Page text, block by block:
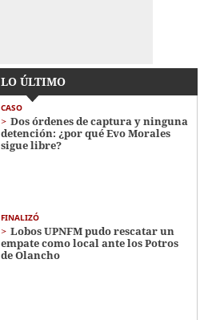
LO ÚLTIMO
CASO
Dos órdenes de captura y ninguna
detención: ¿por qué Evo Morales
sigue libre?
FINALIZÓ
Lobos UPNFM pudo rescatar un
empate como local ante los Potros
de Olancho